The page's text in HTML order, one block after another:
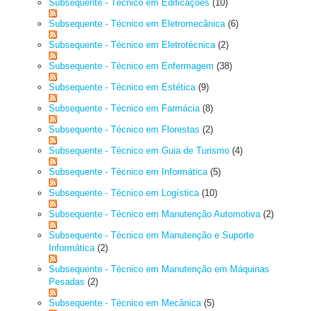
Subsequente - Técnico em Edificações (10)
Subsequente - Técnico em Eletromecânica (6)
Subsequente - Técnico em Eletrotécnica (2)
Subsequente - Técnico em Enfermagem (38)
Subsequente - Técnico em Estética (9)
Subsequente - Técnico em Farmácia (8)
Subsequente - Técnico em Florestas (2)
Subsequente - Técnico em Guia de Turismo (4)
Subsequente - Técnico em Informática (5)
Subsequente - Técnico em Logística (10)
Subsequente - Técnico em Manutenção Automotiva (2)
Subsequente - Técnico em Manutenção e Suporte
Informática (2)
Subsequente - Técnico em Manutenção em Máquinas
Pesadas (2)
Subsequente - Técnico em Mecânica (5)